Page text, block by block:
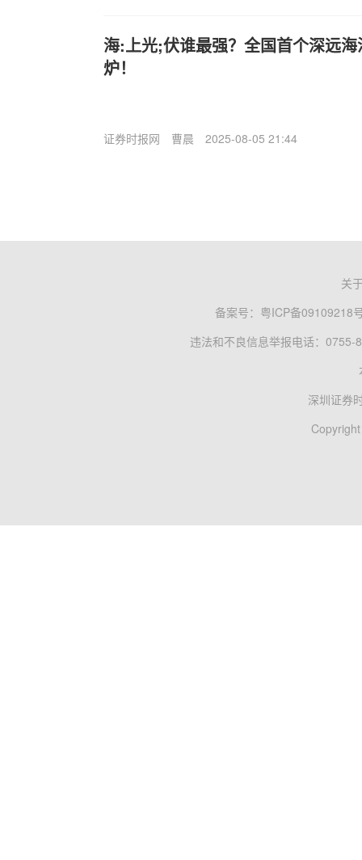
海:上光;伏谁最强？全国首个深远
炉！
证券时报网 曹晨 2025-08-05 21:44
关
备案号： 粤ICP备09109218
违法和不良信息举报电话：0755-
深圳证券